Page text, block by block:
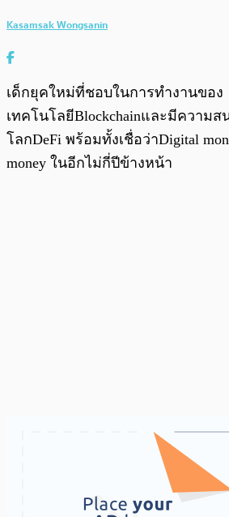
Kasamsak Wongsanin
เด็กยุคใหม่ที่ชอบในการทำงานของ
เทคโนโลยีBlockchainและมีความ
โลกDeFi พร้อมทั้งเชื่อว่าDigital
money ในอีกไม่กี่ปีข้างหน้า